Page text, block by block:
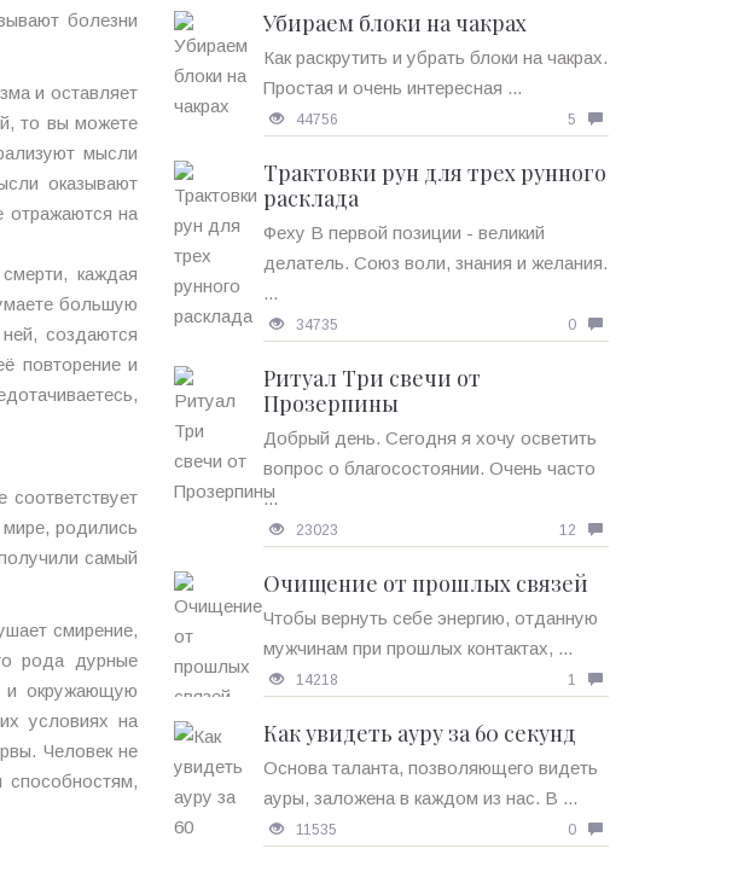
болезни
и оставляет
то вы можете
мысли
оказывают
отражаются на
каждая
большую
создаются
повторение и
родились
самый
смирение,
рода дурные
и окружающую
условиях на
Человек не
Убираем блоки на чакрах
Как раскрутить и убрать блоки на чакрах.
Простая и очень интересная ...
44756 5
Трактовки рун для трех рунного
расклада
Феху В первой позиции - великий
делатель. Союз воли, знания и желания.
...
34735 0
Ритуал Три свечи от
Прозерпины
Добрый день. Сегодня я хочу осветить
вопрос о благосостоянии. Очень часто
...
23023 12
Очищение от прошлых связей
Чтобы вернуть себе энергию, отданную
мужчинам при прошлых контактах, ...
14218 1
Как увидеть ауру за 60 секунд
Основа таланта, позволяющего видеть
ауры, заложена в каждом из нас. В ...
11535 0